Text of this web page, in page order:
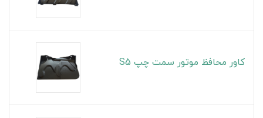
کاور محافظ موتور سمت چپ S5